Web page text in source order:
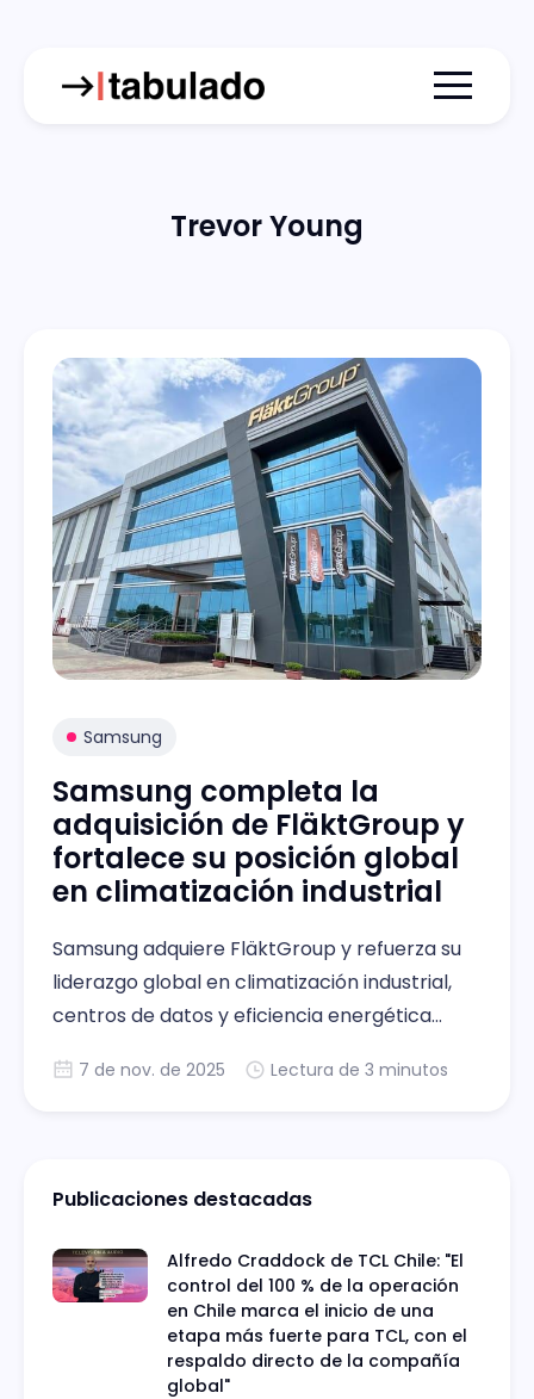
Menu
Trevor Young
Samsung
Samsung completa la
adquisición de FläktGroup y
fortalece su posición global
en climatización industrial
Samsung adquiere FläktGroup y refuerza su
liderazgo global en climatización industrial,
centros de datos y eficiencia energética
7 de nov. de 2025 Lectura de 3 minutos
Publicaciones destacadas
Alfredo Craddock de TCL Chile: "El
control del 100 % de la operación
en Chile marca el inicio de una
etapa más fuerte para TCL, con el
respaldo directo de la compañía
global"